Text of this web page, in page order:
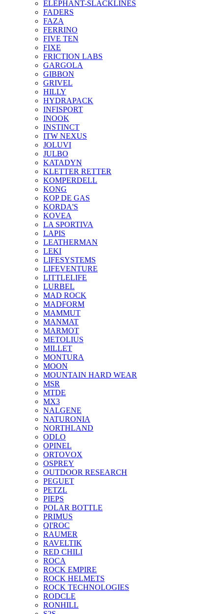
ELEPHANT-SLACKLINES
FADERS
FAZA
FERRINO
FIVE TEN
FIXE
FRICTION LABS
GARGOLA
GIBBON
GRIVEL
HILLY
HYDRAPACK
INFISPORT
INOOK
INSTINCT
ITW NEXUS
JOLUVI
JULBO
KATADYN
KLETTER RETTER
KOMPERDELL
KONG
KOP DE GAS
KORDA'S
KOVEA
LA SPORTIVA
LAPIS
LEATHERMAN
LEKI
LIFESYSTEMS
LIFEVENTURE
LITTLELIFE
LURBEL
MAD ROCK
MADFORM
MAMMUT
MANMAT
MARMOT
METOLIUS
MILLET
MONTURA
MOON
MOUNTAIN HARD WEAR
MSR
MTDE
MX3
NALGENE
NATURONIA
NORTHLAND
ODLO
OPINEL
ORTOVOX
OSPREY
OUTDOOR RESEARCH
PEGUET
PETZL
PIEPS
POLAR BOTTLE
PRIMUS
QI'ROC
RAUMER
RAVELTIK
RED CHILI
ROCA
ROCK EMPIRE
ROCK HELMETS
ROCK TECHNOLOGIES
RODCLE
RONHILL